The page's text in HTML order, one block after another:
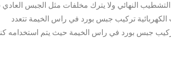
النهائي ولا يترك مخلفات مثل الجبس
الكهربائية تركيب جبس بورد في راس الخيمة تتعدد
تركيب جبس بورد في راس الخيمة حيث يتم استخدامه